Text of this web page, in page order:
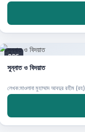
PDF
সুন্নাত ও বিদয়াত
লেখক:মাওলানা মুহাম্মাদ আবদুর রহীম (রহ)